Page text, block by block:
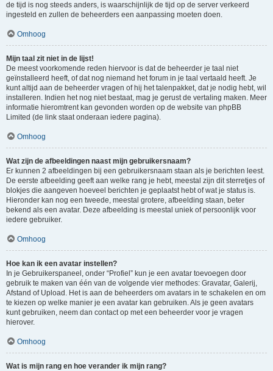
de tijd is nog steeds anders, is waarschijnlijk de tijd op de server verkeerd
ingesteld en zullen de beheerders een aanpassing moeten doen.
Omhoog
Mijn taal zit niet in de lijst!
De meest voorkomende reden hiervoor is dat de beheerder je taal niet
geïnstalleerd heeft, of dat nog niemand het forum in je taal vertaald heeft. Je
kunt altijd aan de beheerder vragen of hij het talenpakket, dat je nodig hebt, wil
installeren. Indien het nog niet bestaat, mag je gerust de vertaling maken. Meer
informatie hieromtrent kan gevonden worden op de website van phpBB
Limited (de link staat onderaan iedere pagina).
Omhoog
Wat zijn de afbeeldingen naast mijn gebruikersnaam?
Er kunnen 2 afbeeldingen bij een gebruikersnaam staan als je berichten leest.
De eerste afbeelding geeft aan welke rang je hebt, meestal zijn dit sterretjes of
blokjes die aangeven hoeveel berichten je geplaatst hebt of wat je status is.
Hieronder kan nog een tweede, meestal grotere, afbeelding staan, beter
bekend als een avatar. Deze afbeelding is meestal uniek of persoonlijk voor
iedere gebruiker.
Omhoog
Hoe kan ik een avatar instellen?
In je Gebruikerspaneel, onder “Profiel” kun je een avatar toevoegen door
gebruik te maken van één van de volgende vier methodes: Gravatar, Galerij,
Afstand of Upload. Het is aan de beheerders om avatars in te schakelen en om
te kiezen op welke manier je een avatar kan gebruiken. Als je geen avatars
kunt gebruiken, neem dan contact op met een beheerder voor je vragen
hierover.
Omhoog
Wat is mijn rang en hoe verander ik mijn rang?